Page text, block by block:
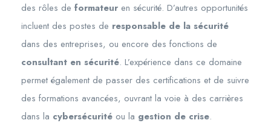
des rôles de formateur en sécurité. D’autres opportunités
incluent des postes de responsable de la sécurité
dans des entreprises, ou encore des fonctions de
consultant en sécurité. L’expérience dans ce domaine
permet également de passer des certifications et de suivre
des formations avancées, ouvrant la voie à des carrières
dans la cybersécurité ou la gestion de crise.